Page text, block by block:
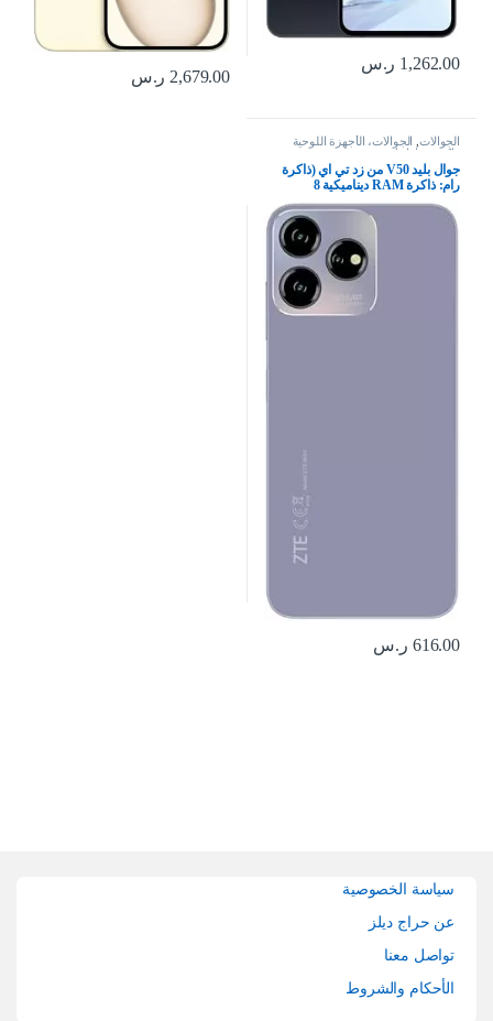
1,262.00 ر.س
2,679.00 ر.س
الجوالات, الجوالات، الأجهزة اللوحية
وإكسسواراتها
جوال بليد V50 من زد تي اي (ذاكرة
رام: ذاكرة RAM ديناميكية 8
جيجابايت + 10 جيجابايت، ذاكرة روم:
256 جيجابايت)، شاشة كبيرة 6.6 بوصة
FHD+ ، الكاميرا الخلفية: 50
ميجابكسل + 2 ميجابكسل + 2
616.00 ر.س
سياسة الخصوصية
عن حراج ديلز
تواصل معنا
الأحكام والشروط